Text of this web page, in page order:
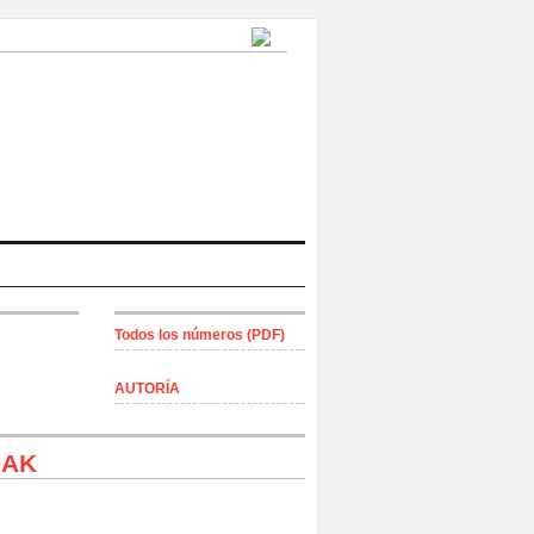
Todos los números (PDF)
AUTORÍA